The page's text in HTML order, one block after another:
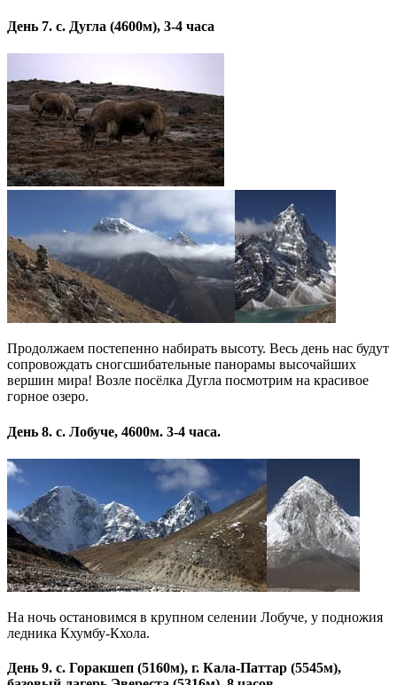
День 7. с. Дугла (4600м), 3-4 часа
Продолжаем постепенно набирать высоту. Весь день нас будут
сопровождать сногсшибательные панорамы высочайших
вершин мира! Возле посёлка Дугла посмотрим на красивое
горное озеро.
День 8. с. Лобуче, 4600м. 3-4 часа.
На ночь остановимся в крупном селении Лобуче, у подножия
ледника Кхумбу-Кхола.
День 9. с. Горакшеп (5160м), г. Кала-Паттар (5545м),